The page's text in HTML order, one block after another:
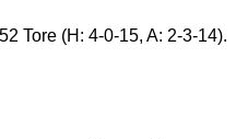
Tore (H: 4-0-15, A: 2-3-14).